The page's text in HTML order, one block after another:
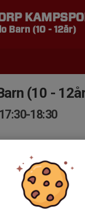
Barn (10 - 12år)
(10 -
18:30